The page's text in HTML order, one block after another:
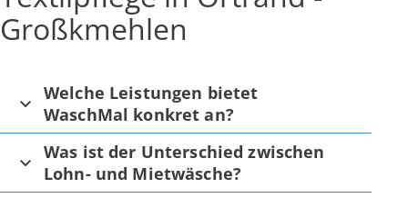
Großkmehlen
Welche Leistungen bietet
WaschMal konkret an?
Was ist der Unterschied zwischen
Lohn- und Mietwäsche?